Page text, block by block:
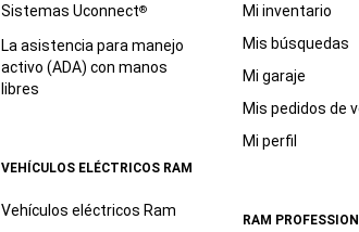
Sistemas Uconnect®
La asistencia para manejo
activo (ADA) con manos
libres
VEHÍCULOS ELÉCTRICOS RAM
Vehículos eléctricos Ram
Mi inventario
Mis búsquedas
Mi garaje
Mis pedidos de
Mi perfil
RAM